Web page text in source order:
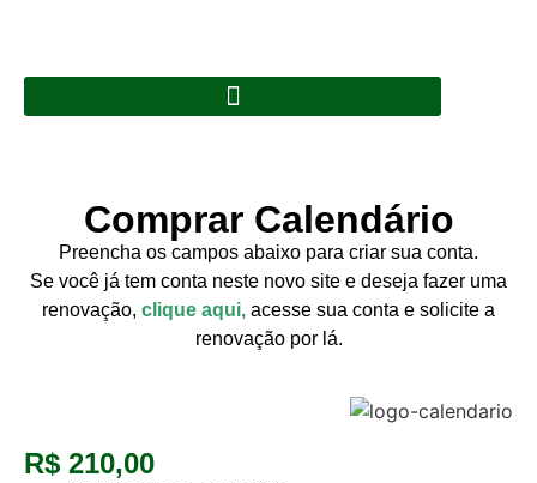
Comprar Calendário
Preencha os campos abaixo para criar sua conta.
Se você já tem conta neste novo site e deseja fazer uma
renovação, clique aqui, acesse sua conta e solicite a
renovação por lá.
R$ 210,00